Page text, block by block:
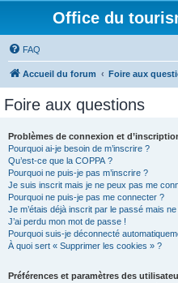
Office du
FAQ
Accueil du forum Foire aux
Foire aux questions
Problèmes de connexion et
Pourquoi ai-je besoin de m’inscrire ?
Qu’est-ce que la COPPA ?
Pourquoi ne puis-je pas m’inscrire ?
Je suis inscrit mais je ne peux pas me
Pourquoi ne puis-je pas me connecter ?
Je m’étais déjà inscrit par le passé mais
J’ai perdu mon mot de passe !
Pourquoi suis-je déconnecté
À quoi sert « Supprimer les cookies » ?
Préférences et paramètres des